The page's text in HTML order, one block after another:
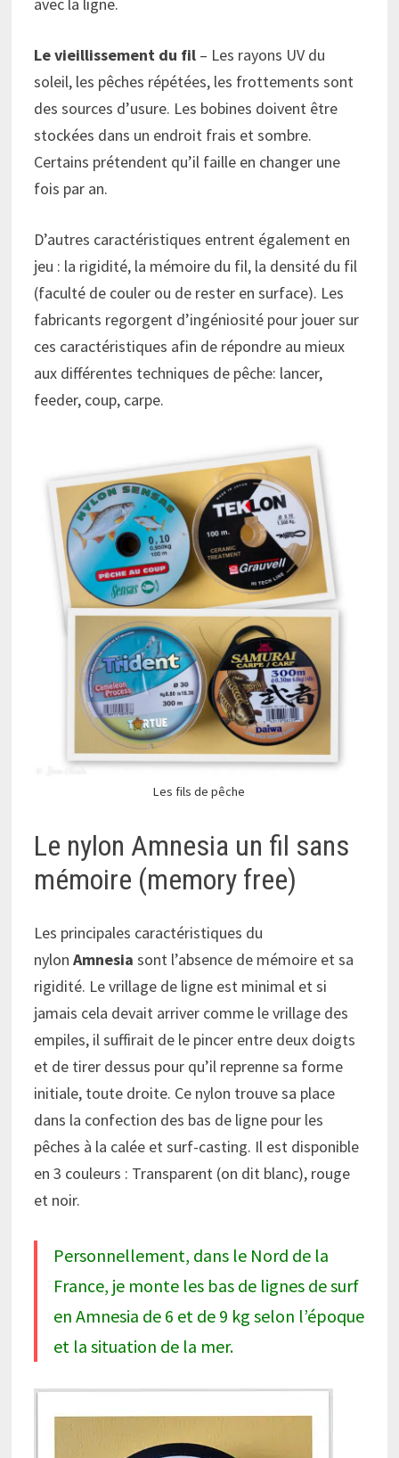
Le vieillissement du fil– Les rayons UV du
soleil, les pêches répétées, les frottements sont
des sources d’usure. Les bobines doivent être
stockées dans un endroit frais et sombre.
Certains prétendent qu’il faille en changer une
fois par an.
D’autres caractéristiques entrent également en
jeu : la rigidité, la mémoire du fil, la densité du fil
(faculté de couler ou de rester en surface). Les
fabricants regorgent d’ingéniosité pour jouer sur
ces caractéristiques afin de répondre au mieux
aux différentes techniques de pêche: lancer,
feeder, coup, carpe.
Les fils de pêche
Le nylon Amnesia un fil sans
mémoire (memory free)
Les principales caractéristiques du
nylon Amnesia sont l’absence de mémoire et sa
rigidité. Le vrillage de ligne est minimal et si
jamais cela devait arriver comme le vrillage des
empiles, il suffirait de le pincer entre deux doigts
et de tirer dessus pour qu’il reprenne sa forme
initiale, toute droite. Ce nylon trouve sa place
dans la confection des bas de ligne pour les
pêches à la calée et surf-casting. Il est disponible
en 3 couleurs : Transparent (on dit blanc), rouge
et noir.
Personnellement, dans le Nord de la
France, je monte les bas de lignes de surf
en Amnesia de 6 et de 9 kg selon l’époque
et la situation de la mer.